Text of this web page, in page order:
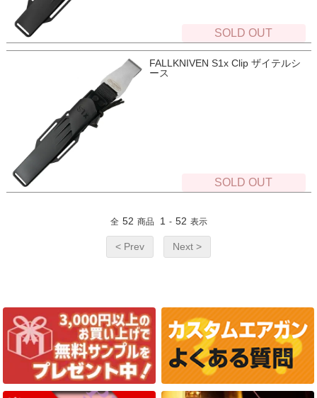
SOLD OUT
FALLKNIVEN S1x Clip ザイテルシ
ース
SOLD OUT
全 52 商品 1 - 52 表示
< Prev Next >